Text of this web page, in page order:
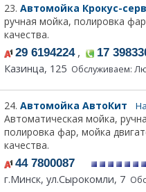
23. Автомойка Крокус-
ручная мойка, полировка
качества.
29 6194224, 17
Казинца, 125 Обслуживаем:
24. Автомойка АвтоКит
Автоматическая мойка,
полировка фар, мойка
качества.
44 7800087
г.Минск, ул.Сырокомли, 7